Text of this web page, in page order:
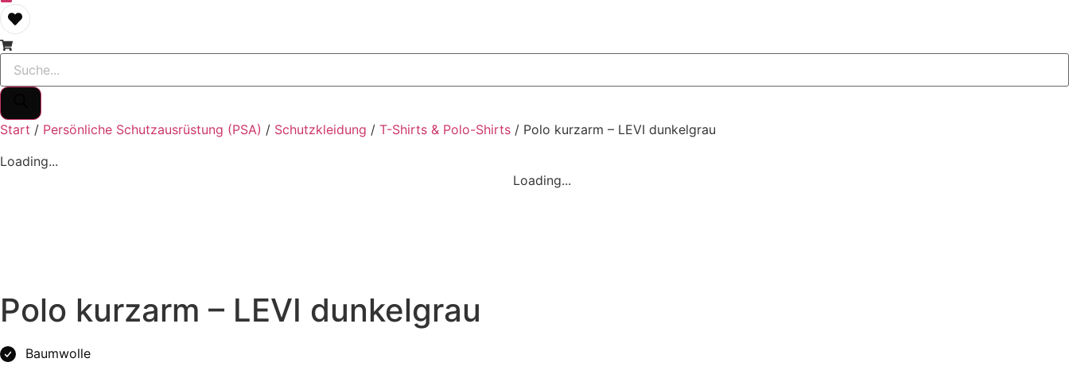
Products
search
Start / Persönliche Schutzausrüstung (PSA) / Schutzkleidung / T-Shirts & Polo-Shirts / Polo kurzarm – LEVI dunkelgrau
Loading...
Loading...
Polo kurzarm – LEVI dunkelgrau
Baumwolle